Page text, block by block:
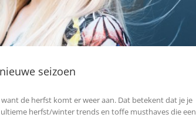
seizoen
de herfst komt er weer aan. Dat betekent dat je je
herfst/winter trends en toffe musthaves die een